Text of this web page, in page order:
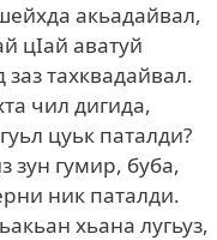
акьадайвал,
цIай аватуй
тахквадайвал.
чил дигида,
цуьк паталди?
зун гумир, буба,
ник паталди.
хьана лугьуз,